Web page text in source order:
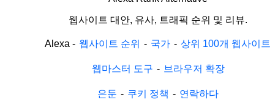
웹사이트 대안, 유사, 트래픽 순위 및 리뷰.
Alexa - 웹사이트 순위 - 국가 - 상위 100개 웹사이트
웹마스터 도구 - 브라우저 확장
은둔 - 쿠키 정책 - 연락하다